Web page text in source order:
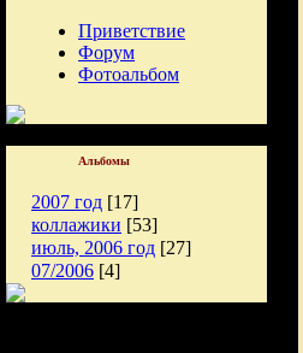
Приветствие
Форум
Фотоальбом
Альбомы
2007 год [17]
коллажики [53]
июль, 2006 год [27]
07/2006 [4]